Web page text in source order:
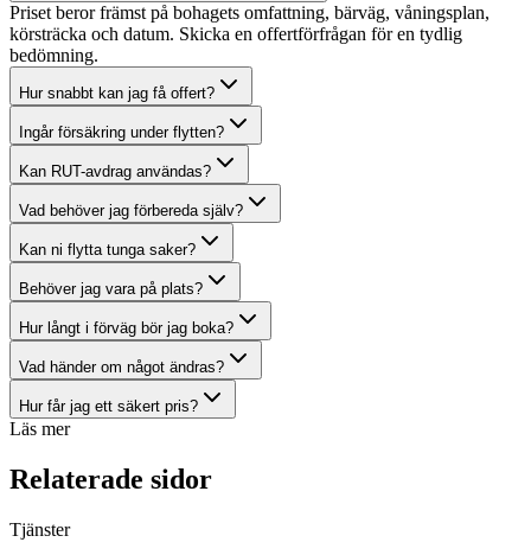
Priset beror främst på bohagets omfattning, bärväg, våningsplan,
körsträcka och datum. Skicka en offertförfrågan för en tydlig
bedömning.
Hur snabbt kan jag få offert?
Ingår försäkring under flytten?
Kan RUT-avdrag användas?
Vad behöver jag förbereda själv?
Kan ni flytta tunga saker?
Behöver jag vara på plats?
Hur långt i förväg bör jag boka?
Vad händer om något ändras?
Hur får jag ett säkert pris?
Läs mer
Relaterade sidor
Tjänster